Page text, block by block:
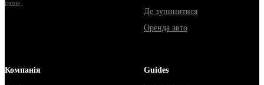
інше.
Де зупинитися
Оренда авто
Компанія Guides